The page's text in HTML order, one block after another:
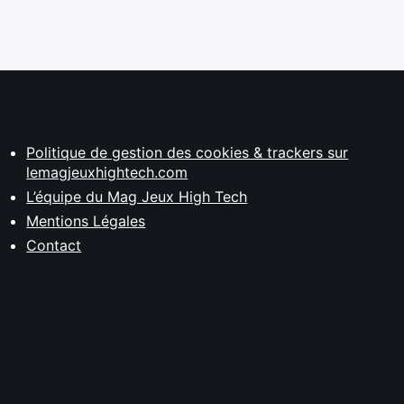
Politique de gestion des cookies & trackers sur
lemagjeuxhightech.com
L’équipe du Mag Jeux High Tech
Mentions Légales
Contact